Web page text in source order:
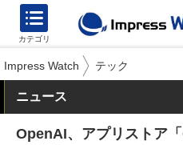
カテゴリ
Impress Watch テック
ニュース
OpenAI、アプリストア